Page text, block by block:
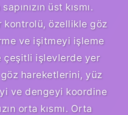
üst kısmı.
kontrolü, özellikle göz
ve işitmeyi işleme
çeşitli işlevlerde yer
göz hareketlerini, yüz
ve dengeyi koordine
orta kısmı. Orta